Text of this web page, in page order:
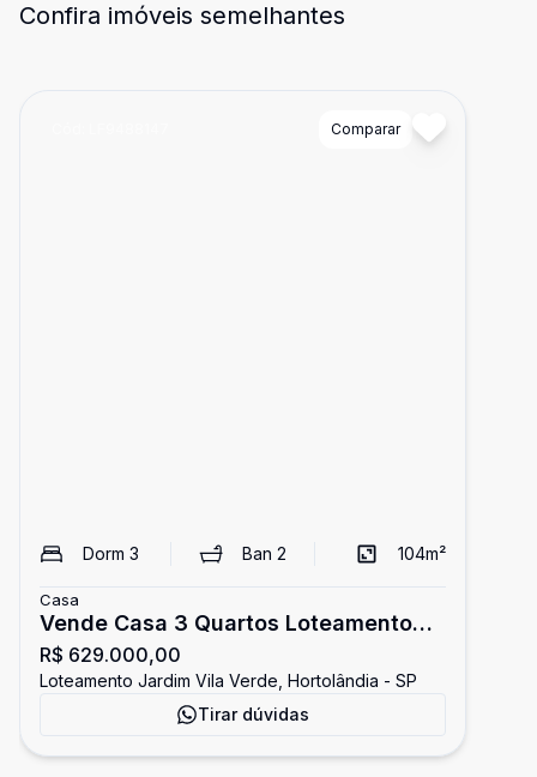
Confira imóveis semelhantes
Comparar
Dorm 3 Ban2 104m²
Casa
Vende Casa 3 Quartos Loteamento
Jardim Vila Verde
R$ 629.000,00
Loteamento Jardim Vila Verde, Hortolândia - SP
Tirar dúvidas